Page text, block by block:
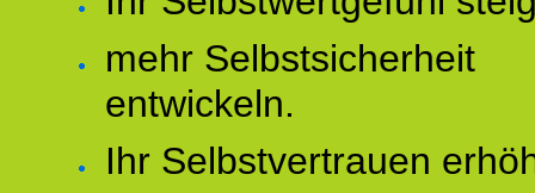
mehr Selbstsicherheit
entwickeln.
Ihr Selbstvertrauen